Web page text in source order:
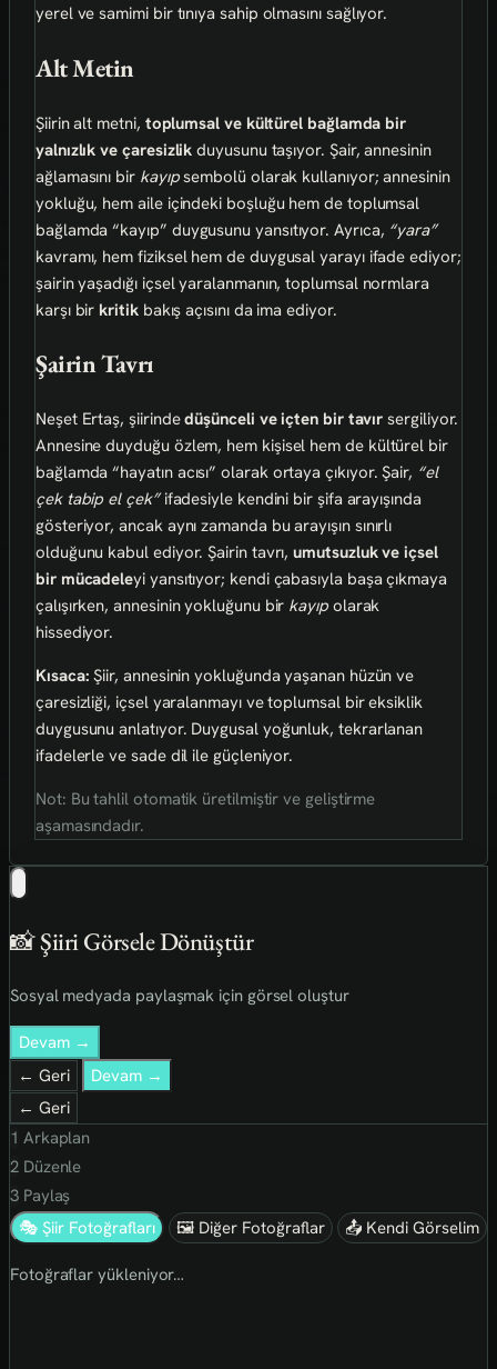
yerel ve samimi bir tınıya sahip olmasını sağlıyor.
Alt Metin
Şiirin alt metni, toplumsal ve kültürel bağlamda bir
yalnızlık ve çaresizlik duyusunu taşıyor. Şair, annesinin
ağlamasını bir kayıpsembolü olarak kullanıyor; annesinin
yokluğu, hem aile içindeki boşluğu hem de toplumsal
bağlamda “kayıp” duygusunu yansıtıyor. Ayrıca, “yara”
kavramı, hem fiziksel hem de duygusal yarayı ifade ediyor;
şairin yaşadığı içsel yaralanmanın, toplumsal normlara
karşı bir kritikbakış açısını da ima ediyor.
Şairin Tavrı
Neşet Ertaş, şiirindedüşünceli ve içten bir tavır sergiliyor.
Annesine duyduğu özlem, hem kişisel hem de kültürel bir
bağlamda “hayatın acısı” olarak ortaya çıkıyor. Şair, “el
çek tabip el çek”ifadesiyle kendini bir şifa arayışında
gösteriyor, ancak aynı zamanda bu arayışın sınırlı
olduğunu kabul ediyor. Şairin tavrı,umutsuzluk ve içsel
bir mücadeleyi yansıtıyor; kendi çabasıyla başa çıkmaya
çalışırken, annesinin yokluğunu bir kayıpolarak
hissediyor.
Kısaca: Şiir, annesinin yokluğunda yaşanan hüzün ve
çaresizliği, içsel yaralanmayı ve toplumsal bir eksiklik
duygusunu anlatıyor. Duygusal yoğunluk, tekrarlanan
ifadelerle ve sade dil ile güçleniyor.
Not: Bu tahlil otomatik üretilmiştir ve geliştirme
aşamasındadır.
📸 Şiiri Görsele Dönüştür
Sosyal medyada paylaşmak için görsel oluştur
Devam →
← Geri
Devam →
← Geri
1 Arkaplan
2Düzenle
3Paylaş
🎭 Şiir Fotoğrafları
🖼 Diğer Fotoğraflar 📤 Kendi Görselim
Fotoğraflar yükleniyor…